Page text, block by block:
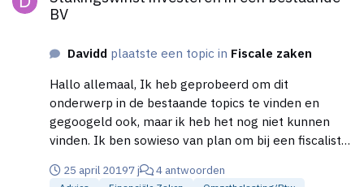
BV
Davidd plaatste een topic in Fiscale zaken
Hallo allemaal, Ik heb geprobeerd om dit
onderwerp in de bestaande topics te vinden en
gegoogeld ook, maar ik heb het nog niet kunnen
vinden. Ik ben sowieso van plan om bij een fiscalist
voordat ik dit doe. De situatie is als volgt: 1) Zelf net
25 april 20197 j 4 antwoorden